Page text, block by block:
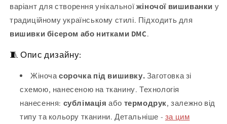
варіант для створення унікальної жіночої вишиванки у
традиційному українському стилі. Підходить для
вишивки бісером або нитками DMC.
🧵 Опис дизайну:
Жіночасорочка під вишивку. Заготовка зі
схемою, нанесеною на тканину. Технологія
нанесення: сублімація або термодрук, залежно від
типу та кольору тканини. Детальніше - за цим